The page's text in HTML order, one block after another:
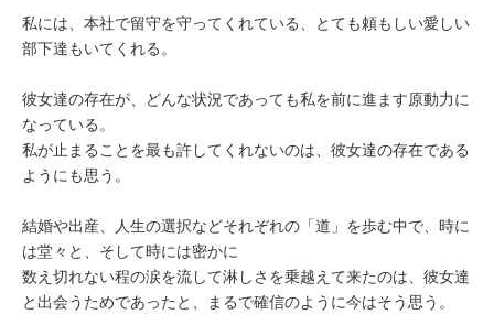
私には、本社で留守を守ってくれている、とても頼もしい愛しい
部下達もいてくれる。
彼女達の存在が、どんな状況であっても私を前に進ます原動力に
なっている。
私が止まることを最も許してくれないのは、彼女達の存在である
ようにも思う。
結婚や出産、人生の選択などそれぞれの「道」を歩む中で、時に
は堂々と、そして時には密かに
数え切れない程の涙を流して淋しさを乗越えて来たのは、彼女達
と出会うためであったと、まるで確信のように今はそう思う。